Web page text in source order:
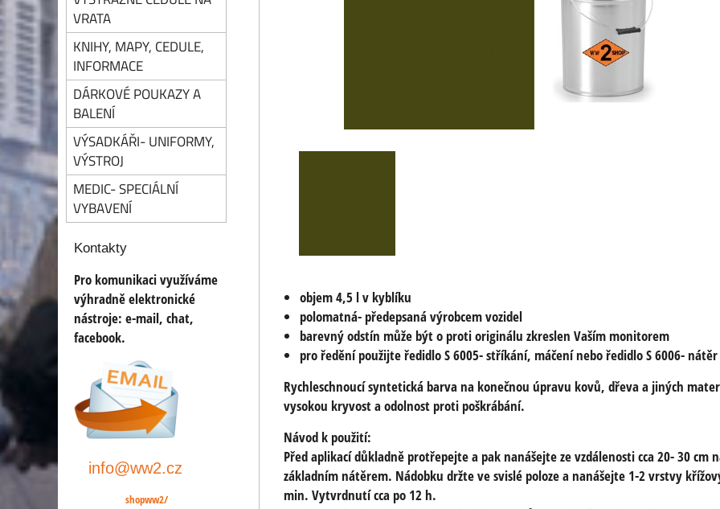
objem 4,5 l v kyblíku
polomatná- předepsaná výrobcem vozidel
barevný odstín může být o proti originálu zkreslen Vaším monitorem
pro ředění použijteředidlo S 6005- stříkání, máčení neboředidlo S 6006-
Rychleschnoucí syntetická barva na konečnou úpravu kovů, dřeva a jiných
vysokou kryvost a odolnost proti poškrábání.
Návod k použití:
Před aplikací důkladně protřepejte a pak nanášejte ze vzdálenosti cca 20- 30
základním nátěrem. Nádobku držte ve svislé poloze a nanášejte 1-2 vrstvy
min. Vytvrdnutí cca po 12 h.
VRATA
KNIHY, MAPY, CEDULE,
INFORMACE
DÁRKOVÉ POUKAZY A
BALENÍ
VÝSADKÁŘI- UNIFORMY,
VÝSTROJ
MEDIC- SPECIÁLNÍ
VYBAVENÍ
Kontakty
Pro komunikaci využíváme
výhradně elektronické
nástroje: e-mail, chat,
facebook.
info@ww2.cz
shopww2/